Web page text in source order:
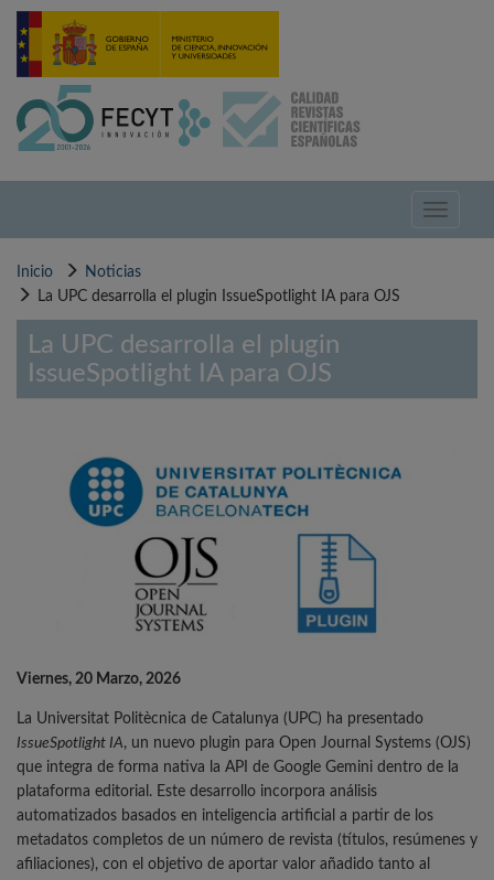
Pasar
contenido
Toggle
Inicio
Noticias
La UPC desarrolla el plugin IssueSpotlight IA para OJS
La UPC desarrolla el plugin
IssueSpotlight IA para OJS
Viernes, 20 Marzo, 2026
La Universitat Politècnica de Catalunya (UPC) ha presentado
IssueSpotlight IA, un nuevo plugin para Open Journal Systems (OJS)
que integra de forma nativa la API de Google Gemini dentro de la
plataforma editorial. Este desarrollo incorpora análisis
automatizados basados en inteligencia artificial a partir de los
metadatos completos de un número de revista (títulos, resúmenes y
afiliaciones), con el objetivo de aportar valor añadido tanto al